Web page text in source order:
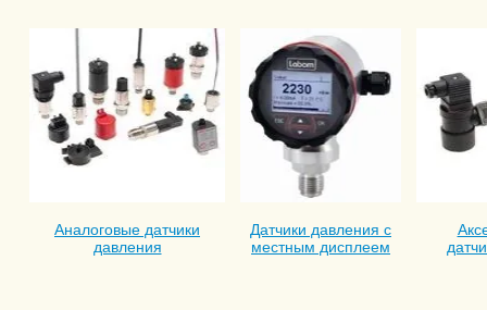
Аналоговые датчики
давления
Датчики давления с
местным дисплеем